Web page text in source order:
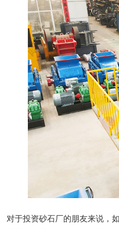
对于投资砂石厂的朋友来说，